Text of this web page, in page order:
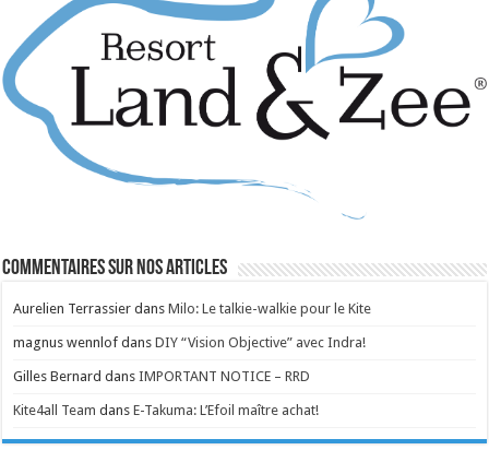
Commentaires sur nos articles
Aurelien Terrassier dansMilo: Le talkie-walkie pour le Kite
magnus wennlof dansDIY “Vision Objective” avec Indra!
Gilles Bernard dansIMPORTANT NOTICE – RRD
Kite4all Team dansE-Takuma: L’Efoil maître achat!